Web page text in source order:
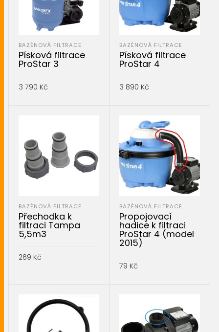
BAZÉNOVÁ FILTRACE
Písková filtrace
ProStar 3
3 790 Kč
BAZÉNOVÁ FILTRACE
Písková filtrace
ProStar 4
3 890 Kč
BAZÉNOVÁ FILTRACE
Přechodka k
filtraci Tampa
5,5m3
269 Kč
BAZÉNOVÁ FILTRACE
Propojovací
hadice k filtraci
ProStar 4 (model
2015)
79 Kč